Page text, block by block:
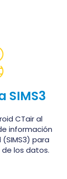
SIMS3
CTair al
información
para
los datos.